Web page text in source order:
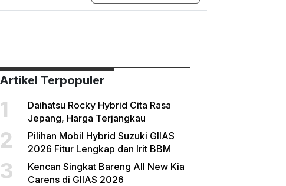
Artikel Terpopuler
1
Daihatsu Rocky Hybrid Cita Rasa
Jepang, Harga Terjangkau
2
Pilihan Mobil Hybrid Suzuki GIIAS
2026 Fitur Lengkap dan Irit BBM
3
Kencan Singkat Bareng All New Kia
Carens di GIIAS 2026